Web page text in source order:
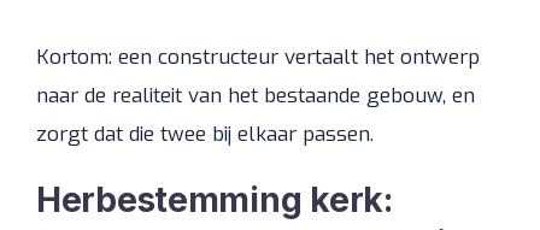
Kortom: een constructeur vertaalt het ontwerp
naar de realiteit van het bestaande gebouw, en
zorgt dat die twee bij elkaar passen.
Herbestemming kerk: